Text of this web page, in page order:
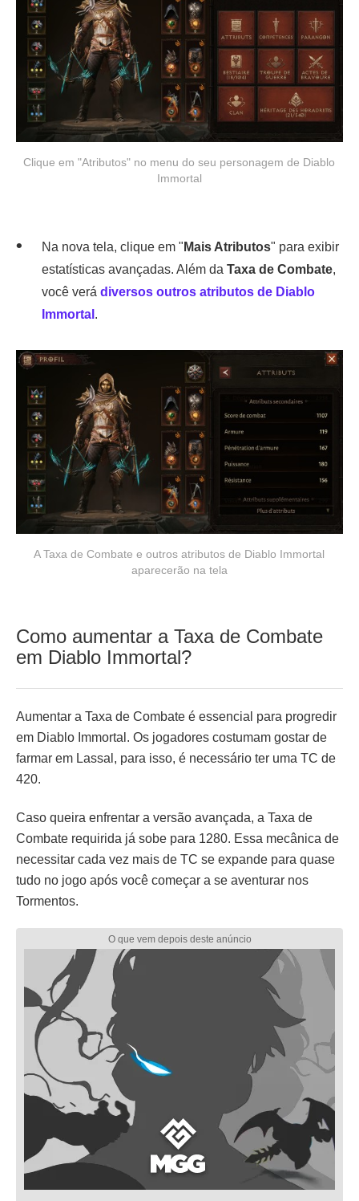
Clique em "Atributos" no menu do seu personagem de Diablo
Immortal
Na nova tela, clique em " Mais Atributos" para exibir
estatísticas avançadas. Além da Taxa de Combate,
você verá diversos outros atributos de Diablo
Immortal .
A Taxa de Combate e outros atributos de Diablo Immortal
aparecerão na tela
Como aumentar a Taxa de Combate
em Diablo Immortal?
Aumentar a Taxa de Combate é essencial para progredir
em Diablo Immortal. Os jogadores costumam gostar de
farmar em Lassal, para isso, é necessário ter uma TC de
420.
Caso queira enfrentar a versão avançada, a Taxa de
Combate requirida já sobe para 1280. Essa mecânica de
necessitar cada vez mais de TC se expande para quase
tudo no jogo após você começar a se aventurar nos
Tormentos.